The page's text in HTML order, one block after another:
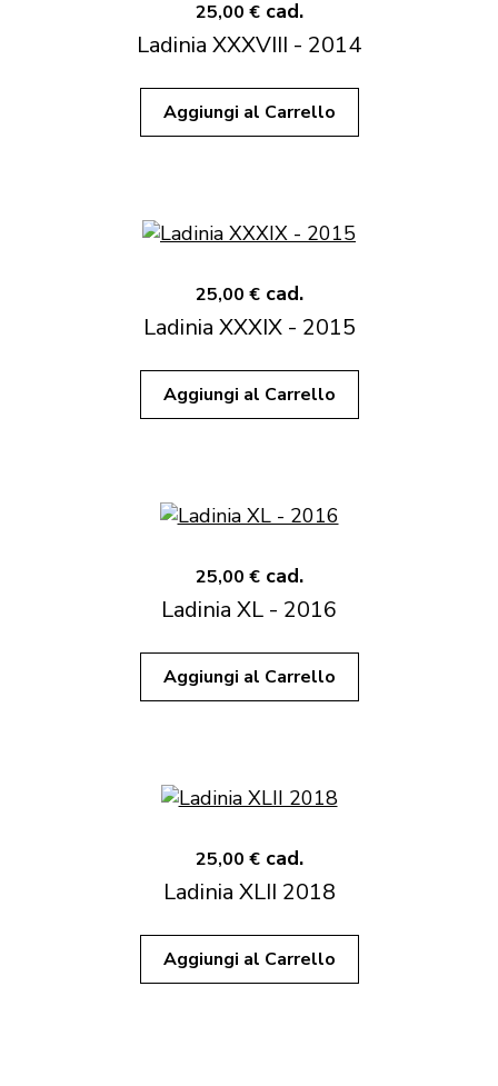
25,00 € cad.
Ladinia XXXVIII - 2014
Aggiungi al Carrello
25,00 € cad.
Ladinia XXXIX - 2015
Aggiungi al Carrello
25,00 € cad.
Ladinia XL - 2016
Aggiungi al Carrello
25,00 € cad.
Ladinia XLII 2018
Aggiungi al Carrello